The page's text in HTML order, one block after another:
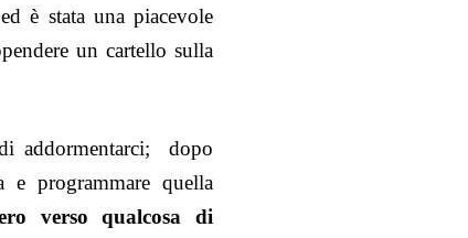
è stata una piacevole
un cartello sulla
addormentarci; dopo
e programmare quella
verso qualcosa di